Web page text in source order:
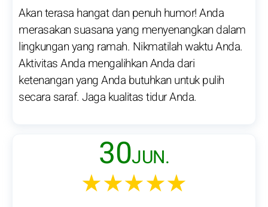
Akan terasa hangat dan penuh humor! Anda
merasakan suasana yang menyenangkan dalam
lingkungan yang ramah. Nikmatilah waktu Anda.
Aktivitas Anda mengalihkan Anda dari
ketenangan yang Anda butuhkan untuk pulih
secara saraf. Jaga kualitas tidur Anda.
30JUN.
★★★★★